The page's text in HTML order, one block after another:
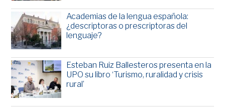
Academias de la lengua española:
¿descriptoras o prescriptoras del
lenguaje?
Esteban Ruiz Ballesteros presenta en la
UPO su libro ‘Turismo, ruralidad y crisis
rural’